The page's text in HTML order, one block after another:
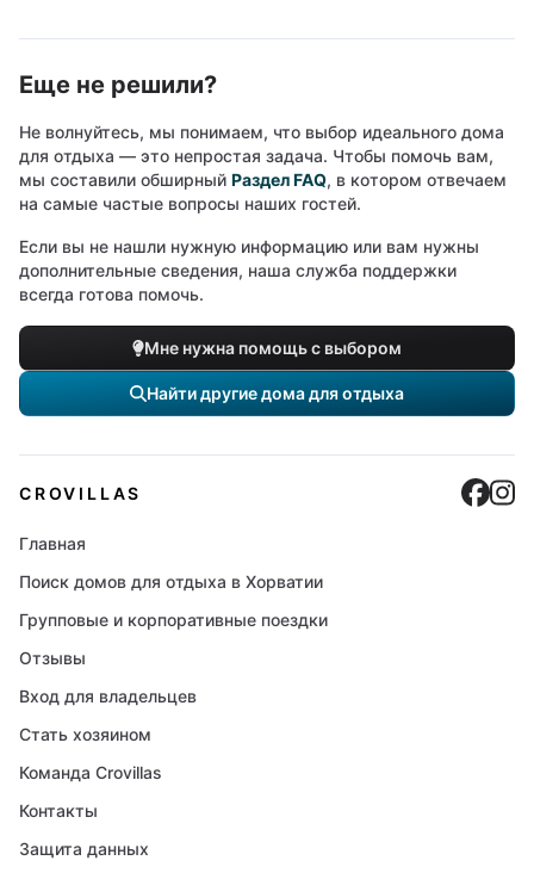
Еще не решили?
Не волнуйтесь, мы понимаем, что выбор идеального дома
для отдыха — это непростая задача. Чтобы помочь вам,
мы составили обширный Раздел FAQ, в котором отвечаем
на самые частые вопросы наших гостей.
Если вы не нашли нужную информацию или вам нужны
дополнительные сведения, наша служба поддержки
всегда готова помочь.
Мне нужна помощь с выбором
Найти другие дома для отдыха
CROVILLAS
Главная
Поиск домов для отдыха в Хорватии
Групповые и корпоративные поездки
Отзывы
Вход для владельцев
Стать хозяином
Команда Crovillas
Контакты
Защита данных